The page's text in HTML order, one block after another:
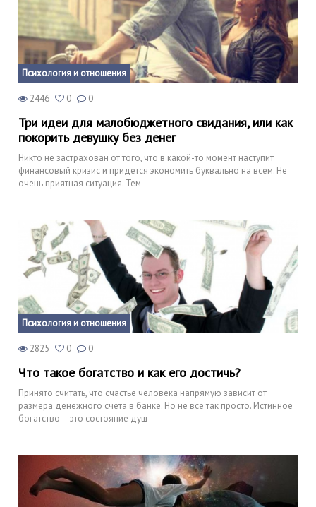
Психология и отношения
2446 0 0
Три идеи для малобюджетного свидания, или как
покорить девушку без денег
Никто не застрахован от того, что в какой-то момент наступит
финансовый кризис и придется экономить буквально на всем. Не
очень приятная ситуация. Тем
Психология и отношения
2825 0 0
Что такое богатство и как его достичь?
Принято считать, что счастье человека напрямую зависит от
размера денежного счета в банке. Но не все так просто. Истинное
богатство – это состояние душ